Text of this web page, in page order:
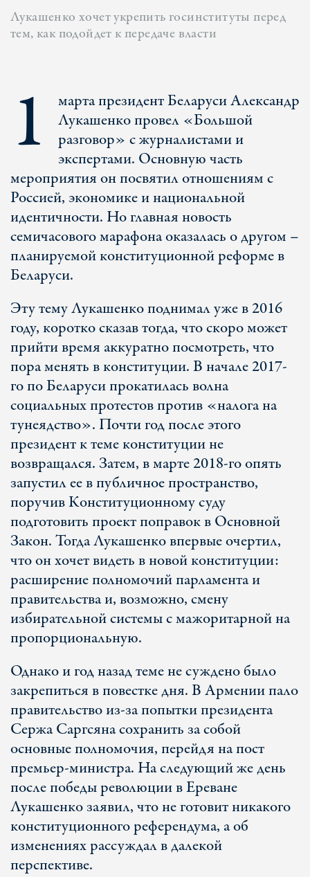
Лукашенко хочет укрепить госинституты перед
тем, как подойдет к передаче власти
1
марта президент Беларуси Александр
Лукашенко провел «Большой
разговор» с журналистами и
экспертами. Основную часть
мероприятия он посвятил отношениям с
Россией, экономике и национальной
идентичности. Но главная новость
семичасового марафона оказалась о другом –
планируемой конституционной реформе в
Беларуси.
Эту тему Лукашенко поднимал уже в 2016
году, коротко сказав тогда, что скоро может
прийти время аккуратно посмотреть, что
пора менять в конституции. В начале 2017-
го по Беларуси прокатилась волна
социальных протестов против «налога на
тунеядство». Почти год после этого
президент к теме конституции не
возвращался. Затем, в марте 2018-го опять
запустил ее в публичное пространство,
поручив Конституционному суду
подготовить проект поправок в Основной
Закон. Тогда Лукашенко впервые очертил,
что он хочет видеть в новой конституции:
расширение полномочий парламента и
правительства и, возможно, смену
избирательной системы с мажоритарной на
пропорциональную.
Однако и год назад теме не суждено было
закрепиться в повестке дня. В Армении пало
правительство из-за попытки президента
Сержа Саргсяна сохранить за собой
основные полномочия, перейдя на пост
премьер-министра. На следующий же день
после победы революции в Ереване
Лукашенко заявил, что не готовит никакого
конституционного референдума, а об
изменениях рассуждал в далекой
перспективе.